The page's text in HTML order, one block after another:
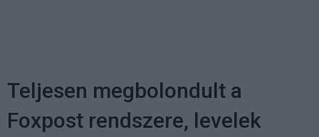
Teljesen megbolondult a
Foxpost rendszere, levelek